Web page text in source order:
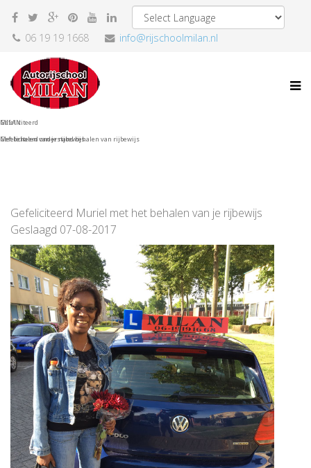
06 19 19 1668 info@rijschoolmilan.nl
Gefeliciteerd
Met behalen van je rijbewijs
MILAN
Gefeliciteerd onderstand behalen van rijbewijs
Gefeliciteerd Muriel met het behalen van je rijbewijs
Geslaagd 07-08-2017